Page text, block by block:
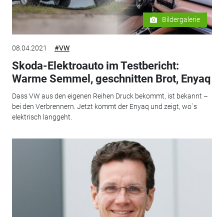
Bildergalerie
08.04.2021 #VW
Skoda-Elektroauto im Testbericht:
Warme Semmel, geschnitten Brot, Enyaq
Dass VW aus den eigenen Reihen Druck bekommt, ist bekannt –
bei den Verbrennern. Jetzt kommt der Enyaq und zeigt, wo´s
elektrisch langgeht.